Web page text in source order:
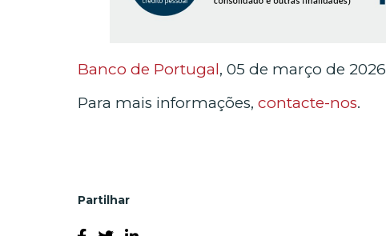
Banco de Portugal, 05 de março de 2026
Para mais informações, contacte-nos.
Partilhar